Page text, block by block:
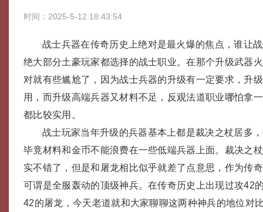
时间：2025-5-12 18:43:54
战士兵器在传奇历史上绝对是最火爆的焦点，谁让
绝大部分土豪玩家都选择的战士职业。在那个升级武器
对就有些尴尬了，因为战士兵器的升级有一定要求，升
用，而升级高端兵器又材料不足，反观法道职业哪怕拿
都比较实用。
战士玩家当年升级的兵器基本上都是裁决之杖居多
毕竟材料和金币不能浪费在一些低端兵器上面。裁决之
实不错了，但是和屠龙相比似乎就差了点意思，作为传
可谓是全服轰动的顶级神兵。在传奇历史上出现过攻42
42的屠龙，今天老道就和大家聊聊这两种神兵的地位对